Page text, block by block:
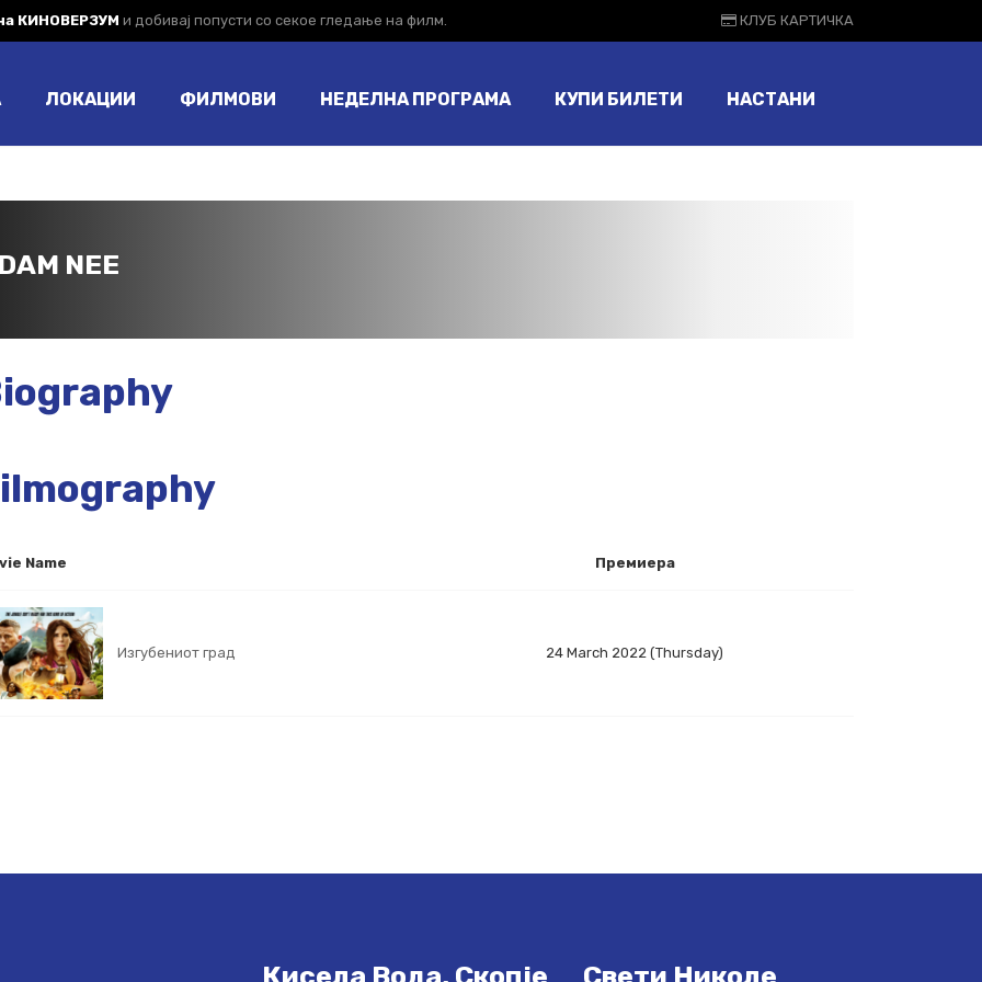
КИНОВЕРЗУМ и добивај попусти со секое гледање на филм. КЛУБ КАРТИЧКА
ЛОКАЦИИ ФИЛМОВИ НЕДЕЛНА ПРОГРАМА КУПИ БИЛЕТИ НАСТАНИ
NEE
Name Премиера
Изгубениот град 24 March 2022 (Thursday)